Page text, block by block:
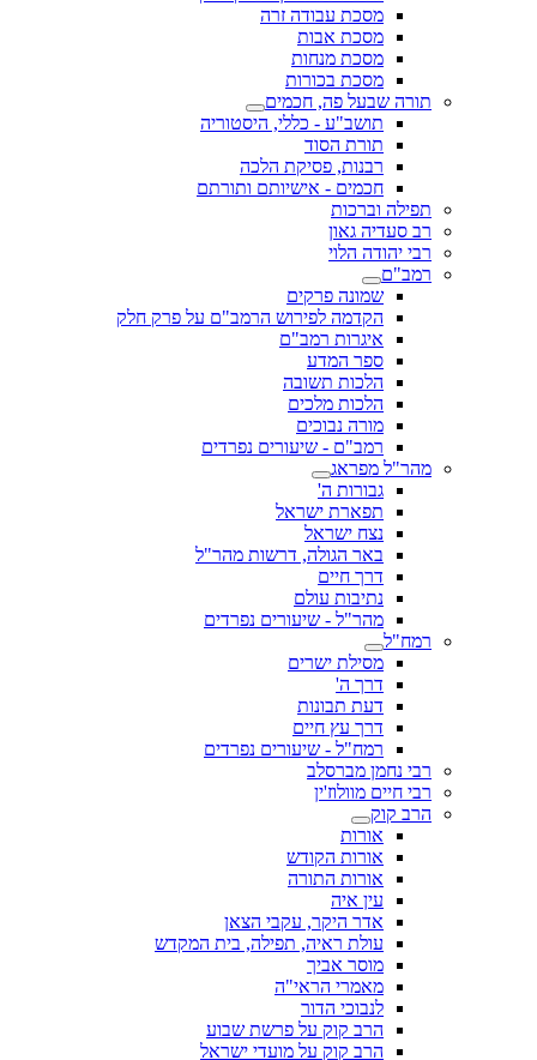
מסכת עבודה זרה
מסכת אבות
מסכת מנחות
מסכת בכורות
תורה שבעל פה, חכמים
תושב"ע - כללי, היסטוריה
תורת הסוד
רבנות, פסיקת הלכה
חכמים - אישיותם ותורתם
תפילה וברכות
רב סעדיה גאון
רבי יהודה הלוי
רמב"ם
שמונה פרקים
הקדמה לפירוש הרמב"ם על פרק חלק
איגרות רמב"ם
ספר המדע
הלכות תשובה
הלכות מלכים
מורה נבוכים
רמב"ם - שיעורים נפרדים
מהר"ל מפראג
גבורות ה'
תפארת ישראל
נצח ישראל
באר הגולה, דרשות מהר"ל
דרך חיים
נתיבות עולם
מהר"ל - שיעורים נפרדים
רמח"ל
מסילת ישרים
דרך ה'
דעת תבונות
דרך עץ חיים
רמח"ל - שיעורים נפרדים
רבי נחמן מברסלב
רבי חיים מוולוז'ין
הרב קוק
אורות
אורות הקודש
אורות התורה
עין איה
אדר היקר, עקבי הצאן
עולת ראיה, תפילה, בית המקדש
מוסר אביך
מאמרי הראי"ה
לנבוכי הדור
הרב קוק על פרשת שבוע
הרב קוק על מועדי ישראל